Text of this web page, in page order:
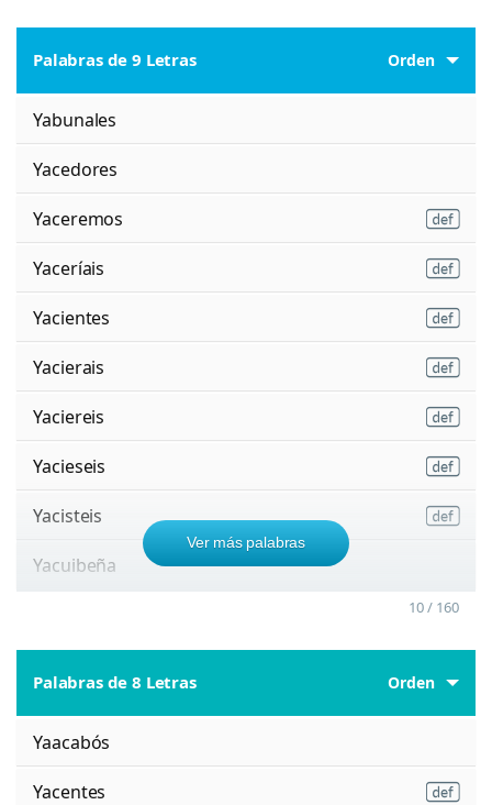
Palabras de 9 Letras Orden
Yabunales
Yacedores
Yaceremos
Yaceríais
Yacientes
Yacierais
Yaciereis
Yacieseis
Yacisteis
Yacuibeña
Ver más palabras
10 / 160
Palabras de 8 Letras Orden
Yaacabós
Yacentes